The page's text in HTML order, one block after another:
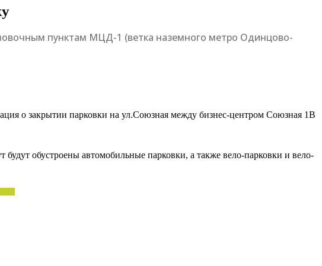
пунктам МЦД-1 (ветка наземного метро Одинцово-
о закрытии парковки на ул.Союзная между бизнес-центром Союзная 1В
обустроены автомобильные парковки, а также вело-парковки и вело-